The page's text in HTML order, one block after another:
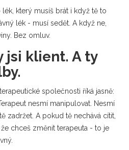
který musíš brát i když tě to
lék - musí sedět. A když ne,
Bez omluv.
jsi klient. A ty
společnosti říká jasně:
nesmí manipulovat. Nesmí
zadržet. A pokud tě nechává cítit,
že chceš změnit terapeuta - to je